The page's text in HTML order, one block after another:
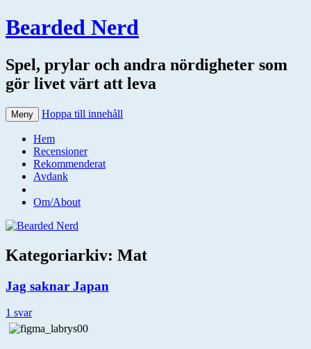
Bearded Nerd
Spel, prylar och andra nördigheter som
gör livet värt att leva
Meny Hoppa till innehåll
Hem
Recensioner
Rekommenderat
Avdank
Om/About
Kategoriarkiv: Mat
Jag saknar Japan
1 svar